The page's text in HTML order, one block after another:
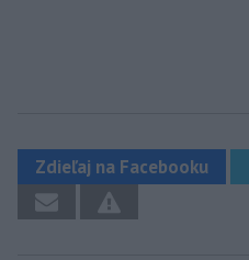
Zdieľaj na Facebooku